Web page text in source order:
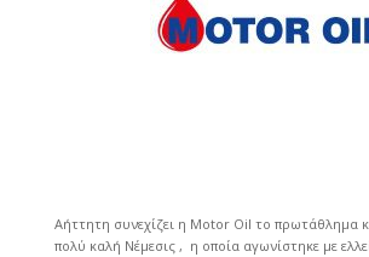
Αήττητη συνεχίζει η Motor Oil το πρωτάθλημα
πολύ καλή Νέμεσις , η οποία αγωνίστηκε με